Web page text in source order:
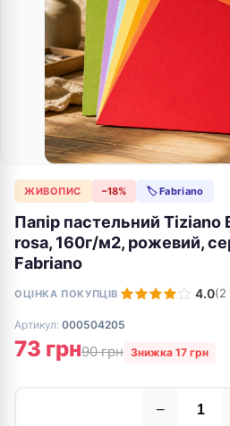
ЖИВОПИС −18% 🏷 Fabriano
Папір пастельний
rosa, 160г/м2, рожевий,
Fabriano
ОЦІНКА ПОКУПЦІВ 4.0(2
Артикул: 000504205
73 грн90 грн Знижка 17 грн
−